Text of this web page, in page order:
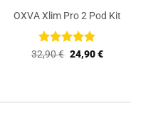
OXVA Xlim Pro 2 Pod Kit
Bewertet
32,90€ Ursprünglicher
Preis
24,90€Aktueller